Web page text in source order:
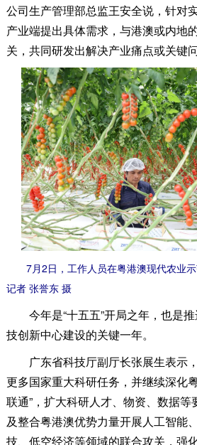
公司生产管理部总监王安全说，针对
产业端提出具体需求，与港澳或内地
关，共同研发出解决产业痛点或关键
7月2日，工作人员在粤港澳现代农业示
记者 张誉东 摄
今年是“十五五”开局之年，也是推
技创新中心建设的关键一年。
广东省科技厅副厅长张展生表示
更多国家重大科研任务，并继续深化
联通”，扩大科研人才、物资、数据
及整合粤港澳优势力量开展人工智能
技、低空经济等领域的联合攻关，强